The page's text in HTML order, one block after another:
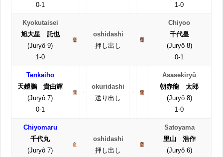
0-1
1-0
Kyokutaisei
旭大星 託也
(Juryô 9)
1-0
oshidashi
押し出し
Chiyoo
千代皇
(Juryô 8)
0-1
Tenkaiho
天鎧鵬 貴由輝
(Juryô 7)
0-1
okuridashi
送り出し
Asasekiryû
朝赤龍 太郎
(Juryô 8)
1-0
Chiyomaru
千代丸
(Juryô 7)
oshidashi
押し出し
Satoyama
里山 浩作
(Juryô 6)